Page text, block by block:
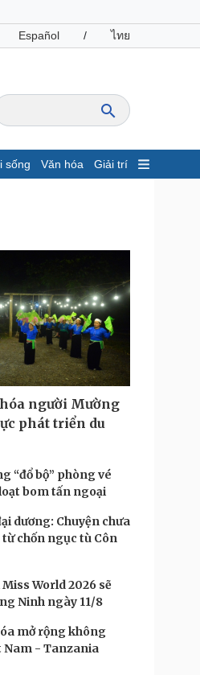
Español / ไทย
sống Văn hóa Giải trí
giá
nghệ
Sành điệu
Công nghệ
nghiệm
Chuyển đổi số
Câu chuyện thời sự
truyện đêm khuya
chuyện cho bé
giống tâm hồn
người Mường
phát triển du
“đổ bộ” phòng vé
bom tấn ngoại
dương: Chuyện chưa
chốn ngục tù Côn
World 2026 sẽ
Ninh ngày 11/8
mở rộng không
Nam - Tanzania